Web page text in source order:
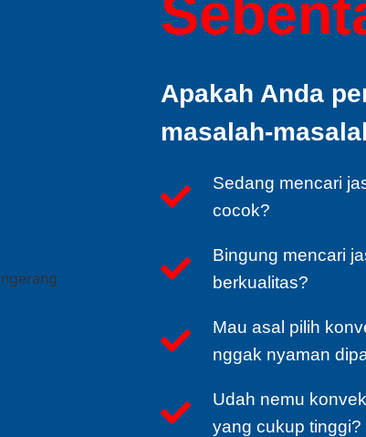
Apakah Anda
masalah-
Sedang mencari
cocok?
Bingung mencari
berkualitas?
Mau asal pilih
nggak nyaman
Udah nemu
yang cukup tinggi?